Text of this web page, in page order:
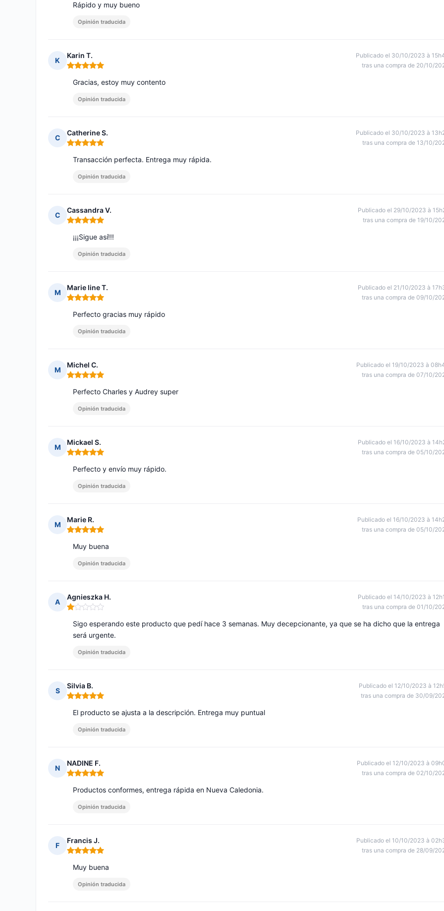
Rápido y muy bueno
Opinión traducida
K
Karin T.
Nota: 5 de 5
Publicado el 30/10/2023 à
tras una compra de 20/10/
Gracias, estoy muy contento
Opinión traducida
C
Catherine S.
Nota: 5 de 5
Publicado el 30/10/2023 à
tras una compra de 13/10/
Transacción perfecta. Entrega muy rápida.
Opinión traducida
C
Cassandra V.
Nota: 5 de 5
Publicado el 29/10/2023 à
tras una compra de 19/10/
¡¡¡Sigue así!!!
Opinión traducida
M
Marie line T.
Nota: 5 de 5
Publicado el 21/10/2023 à
tras una compra de 09/10/
Perfecto gracias muy rápido
Opinión traducida
M
Michel C.
Nota: 5 de 5
Publicado el 19/10/2023 à
tras una compra de 07/10/
Perfecto Charles y Audrey super
Opinión traducida
M
Mickael S.
Nota: 5 de 5
Publicado el 16/10/2023 à
tras una compra de 05/10/
Perfecto y envío muy rápido.
Opinión traducida
M
Marie R.
Nota: 5 de 5
Publicado el 16/10/2023 à
tras una compra de 05/10/
Muy buena
Opinión traducida
A
Agnieszka H.
Nota: 1 de 5
Publicado el 14/10/2023 à
tras una compra de 01/10/
Sigo esperando este producto que pedí hace 3 semanas. Muy decepcionante, ya que se ha dicho que la entrega
será urgente.
Opinión traducida
S
Silvia B.
Nota: 5 de 5
Publicado el 12/10/2023 à
tras una compra de 30/09/
El producto se ajusta a la descripción. Entrega muy puntual
Opinión traducida
N
NADINE F.
Nota: 5 de 5
Publicado el 12/10/2023 à
tras una compra de 02/10/
Productos conformes, entrega rápida en Nueva Caledonia.
Opinión traducida
F
Francis J.
Nota: 5 de 5
Publicado el 10/10/2023 à
tras una compra de 28/09/
Muy buena
Opinión traducida